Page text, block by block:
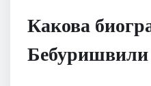
Какова